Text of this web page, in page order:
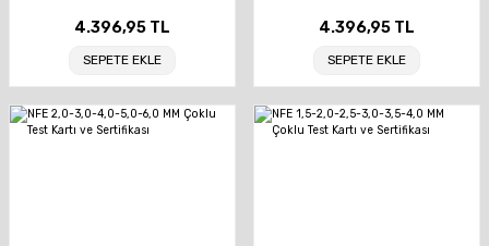
4.396,95 TL
SEPETE EKLE
4.396,95 TL
SEPETE EKLE